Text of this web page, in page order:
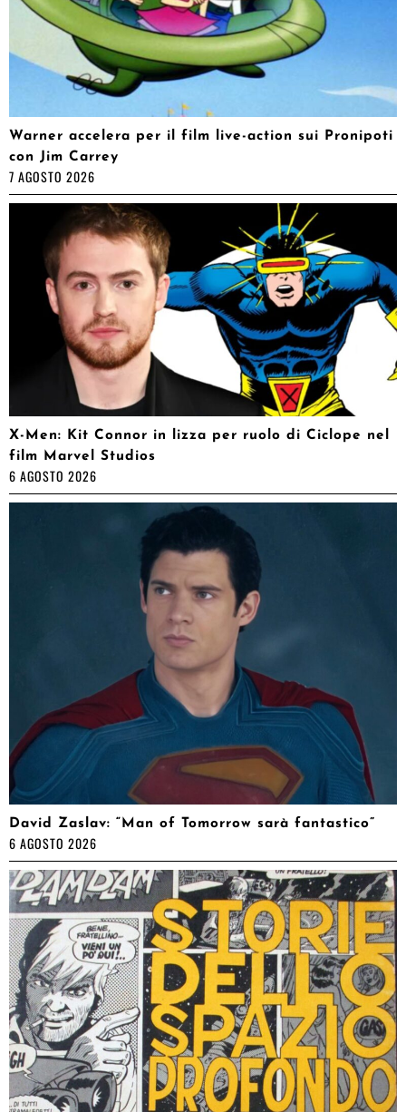
Warner accelera per il film live-action sui Pronipoti
con Jim Carrey
7 AGOSTO 2026
X-Men: Kit Connor in lizza per ruolo di Ciclope nel
film Marvel Studios
6 AGOSTO 2026
David Zaslav: “Man of Tomorrow sarà fantastico”
6 AGOSTO 2026